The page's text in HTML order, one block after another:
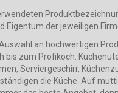
Eigentum der jeweiligen
an hochwertigen
bis zum Profikoch.
Serviergeschirr,
die Küche. Auf